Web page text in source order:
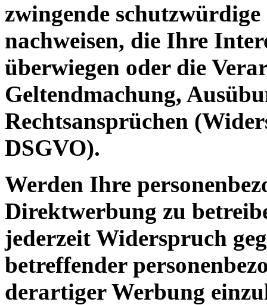
zwingende
nachweisen, die Ihre
überwiegen oder die
Geltendmachung,
Rechtsansprüchen
DSGVO).
Werden Ihre
Direktwerbung zu
jederzeit Widerspruch
betreffender
derartiger Werbung